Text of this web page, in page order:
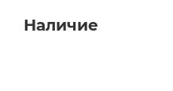
Наличие